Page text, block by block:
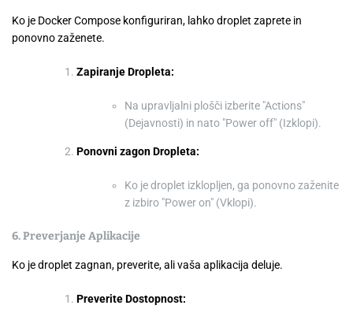
Ko je Docker Compose konfiguriran, lahko droplet zaprete in
ponovno zaženete.
Zapiranje Dropleta:
Na upravljalni plošči izberite "Actions"
(Dejavnosti) in nato "Power off" (Izklopi).
Ponovni zagon Dropleta:
Ko je droplet izklopljen, ga ponovno zaženite
z izbiro "Power on" (Vklopi).
6. Preverjanje Aplikacije
Ko je droplet zagnan, preverite, ali vaša aplikacija deluje.
Preverite Dostopnost: